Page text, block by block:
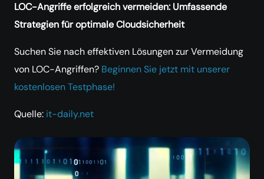
LOC-Angriffe erfolgreich vermeiden: Umfassende
Strategien für optimale Cloudsicherheit
Suchen Sie nach effektiven Lösungen zur Vermeidung
von LOC-Angriffen? Beginnen Sie jetzt mit unserer
kostenlosen Testphase!
Quelle: it-daily.net